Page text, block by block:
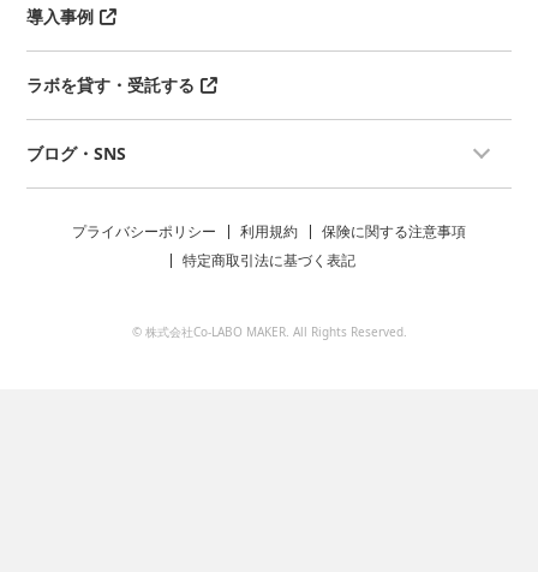
導入事例
ラボを貸す・受託する
ブログ・SNS
プライバシーポリシー 利用規約
保険に関する注意事項
特定商取引法に基づく表記
© 株式会社Co-LABO MAKER. All Rights Reserved.